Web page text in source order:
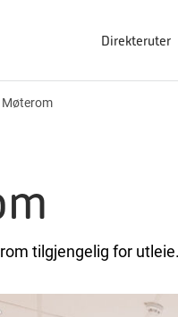
Direkteruter
Møterom
tilgjengelig for